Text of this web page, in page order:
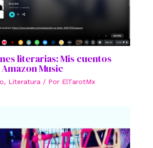
literarias: Mis cuentos
Music
, Literatura / Por ElTarotMx